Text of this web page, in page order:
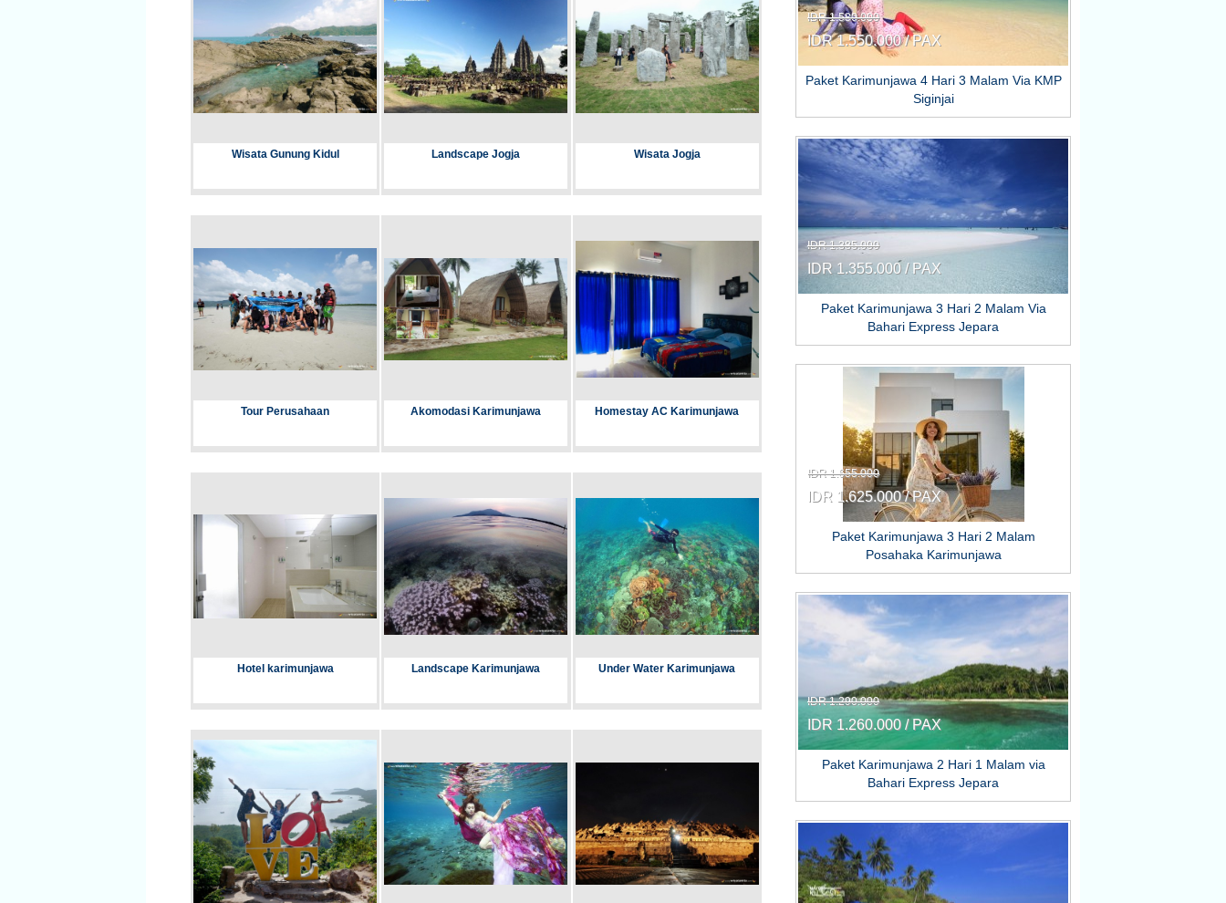
Wisata Gunung Kidul Landscape Jogja Wisata Jogja
Tour Perusahaan Akomodasi Karimunjawa Homestay AC Karimunjawa
Hotel karimunjawa Landscape Karimunjawa Under Water Karimunjawa
IDR 1.580.000
IDR 1.550.000 / PAX
Paket Karimunjawa 4 Hari 3 Malam Via KMP
Siginjai
IDR 1.385.000
IDR 1.355.000 / PAX
Paket Karimunjawa 3 Hari 2 Malam Via
Bahari Express Jepara
IDR 1.655.000
IDR 1.625.000 / PAX
Paket Karimunjawa 3 Hari 2 Malam
Posahaka Karimunjawa
IDR 1.290.000
IDR 1.260.000 / PAX
Paket Karimunjawa 2 Hari 1 Malam via
Bahari Express Jepara